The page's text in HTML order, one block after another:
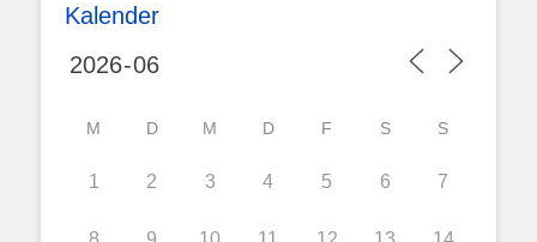
Kalender
M D M D F S S
1 2 3 4 5 6 7